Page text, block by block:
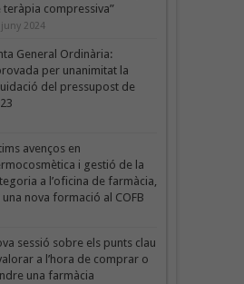
teràpia compressiva”
juny 2024
General Ordinària:
per unanimitat la
del pressupost de
avenços en
i gestió de la
a l’oficina de farmàcia,
una nova formació al COFB
sessió sobre els punts clau
a l’hora de comprar o
una farmàcia